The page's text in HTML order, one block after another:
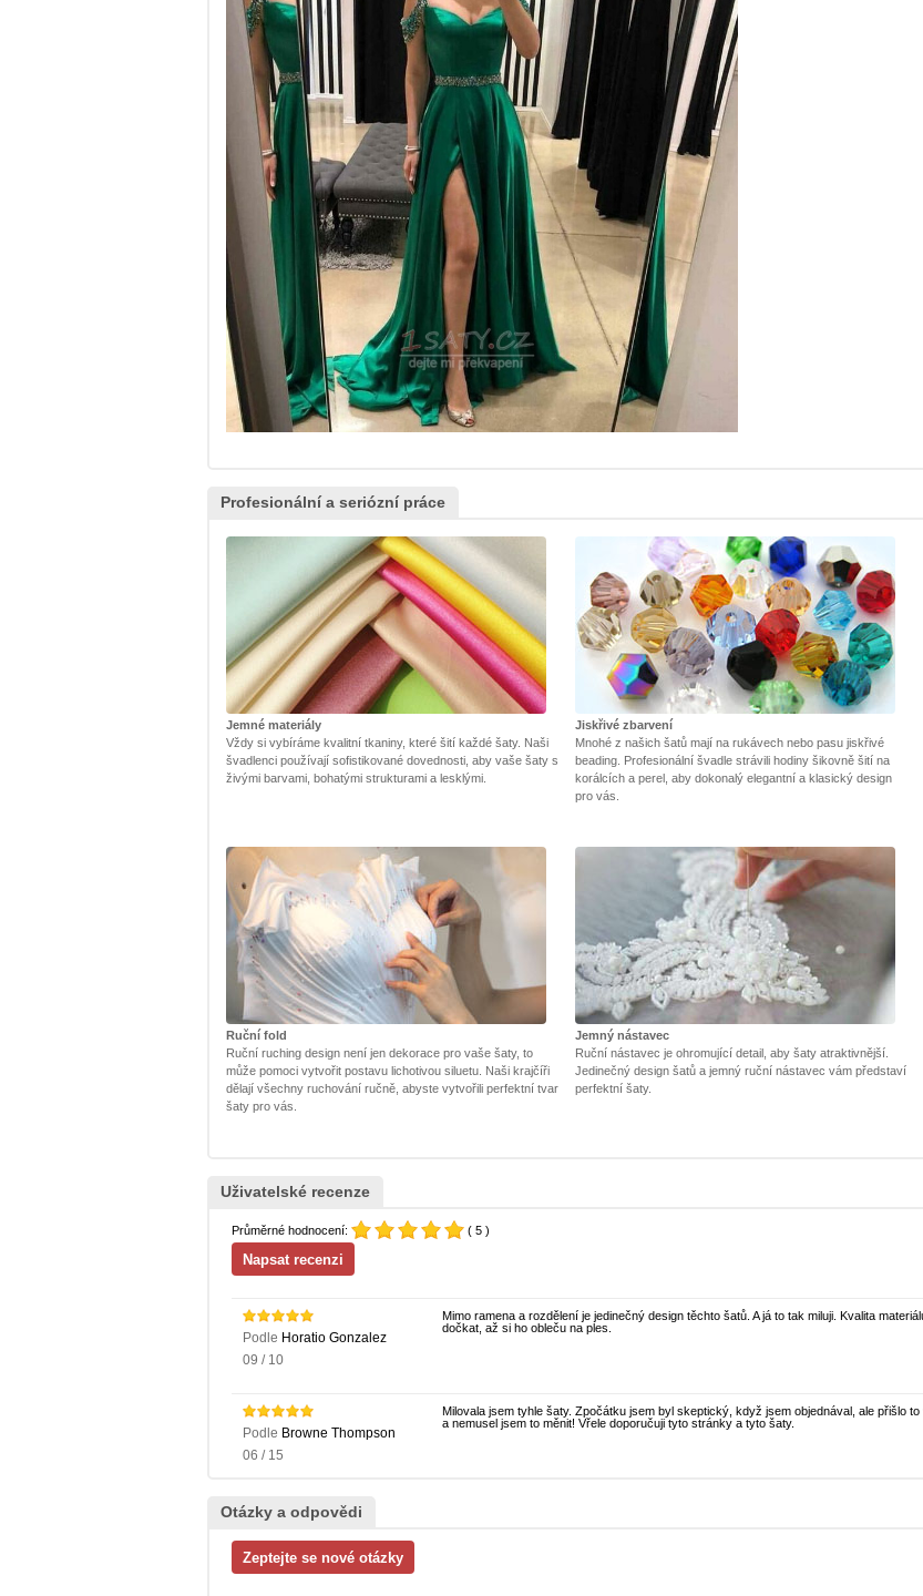
Profesionální a seriózní práce
Jemné materiály
Vždy si vybíráme kvalitní tkaniny, které šití každé šaty. Naši
švadlenci používají sofistikované dovednosti, aby vaše šaty s
živými barvami, bohatými strukturami a lesklými.
Jiskřivé zbarvení
Mnohé z našich šatů mají na rukávech nebo pasu jiskřivé
beading. Profesionální švadle strávili hodiny šikovně šití na
korálcích a perel, aby dokonalý elegantní a klasický design
pro vás.
Ruční fold
Ruční ruching design není jen dekorace pro vaše šaty, to
může pomoci vytvořit postavu lichotivou siluetu. Naši krajčíři
dělají všechny ruchování ručně, abyste vytvořili perfektní tvar
šaty pro vás.
Jemný nástavec
Ruční nástavec je ohromující detail, aby šaty atraktivnější.
Jedinečný design šatů a jemný ruční nástavec vám představí
perfektní šaty.
Uživatelské recenze
Průměrné hodnocení: ( 5 )
Podle Horatio Gonzalez
09 / 10
Mimo ramena a rozdělení je jedinečný design těchto šatů. A já to tak miluji. Kvalita
dočkat, až si ho obleču na ples.
Podle Browne Thompson
06 / 15
Milovala jsem tyhle šaty. Zpočátku jsem byl skeptický, když jsem objednával, ale přišlo
a nemusel jsem to měnit! Vřele doporučuji tyto stránky a tyto šaty.
Otázky a odpovědi